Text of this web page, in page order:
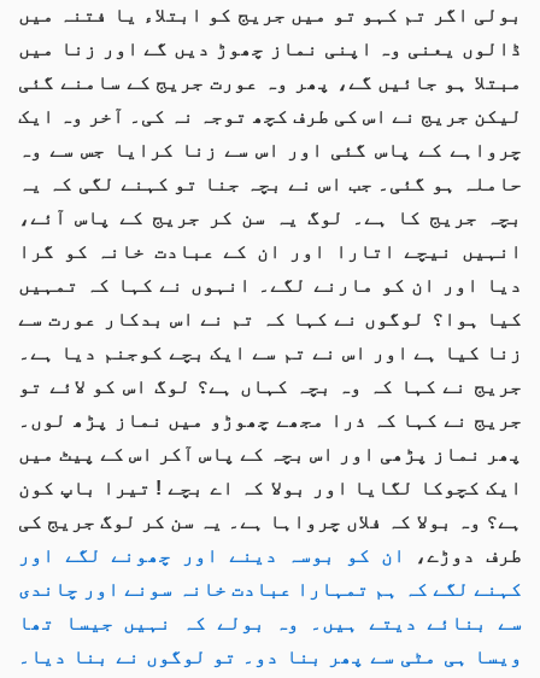
بولی اگر تم کہو تو میں جریج کو ابتلاء یا فتنہ میں
ڈالوں یعنی وہ اپنی نماز چھوڑ دیں گے اور زنا میں
مبتلا ہو جائیں گے، پھر وہ عورت جریج کے سامنے گئی
لیکن جریج نے اس کی طرف کچھ توجہ نہ کی۔ آخر وہ ایک
چرواہے کے پاس گئی اور اس سے زنا کرایا جس سے وہ
حاملہ ہو گئی۔ جب اس نے بچہ جنا تو کہنے لگی کہ یہ
بچہ جریج کا ہے۔ لوگ یہ سن کر جریج کے پاس آئے،
انہیں نیچے اتارا اور ان کے عبادت خانہ کو گرا
دیا اور ان کو مارنے لگے۔ انہوں نے کہا کہ تمہیں
کیا ہوا؟ لوگوں نے کہا کہ تم نے اس بدکار عورت سے
زنا کیا ہے اور اس نے تم سے ایک بچے کوجنم دیا ہے۔
جریج نے کہا کہ وہ بچہ کہاں ہے؟ لوگ اس کو لائے تو
جریج نے کہا کہ ذرا مجھے چھوڑو میں نماز پڑھ لوں۔
پھر نماز پڑھی اور اس بچہ کے پاس آکر اس کے پیٹ میں
ایک کچوکا لگایا اور بولا کہ اے بچے ! تیرا باپ کون
ہے؟ وہ بولا کہ فلاں چرواہا ہے۔ یہ سن کر لوگ جریج کی
طرف دوڑے،
ان کو بوسہ دینے اور چھونے لگے اور
کہنے لگے کہ ہم تمہارا عبادت خانہ سونے اور چاندی
سے بنائے دیتے ہیں۔ وہ بولے کہ نہیں جیسا تھا
ویسا ہی مٹی سے پھر بنا دو۔ تو لوگوں نے بنا دیا۔